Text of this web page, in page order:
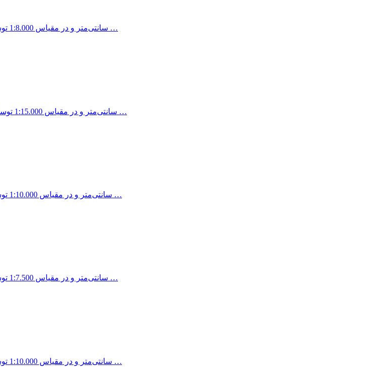
نقشه منطقه 8 شهرداری تهران در اندازه 100x70 سانتی‌متر و در مقیاس 1:8.000 توسط واحد کارتوگرافی و جغرافیایی انتشارات …
نقشه منطقه یک شهرداری تهران در اندازه 100x70 سانتی‌متر و در مقیاس 1:15.000 توسط واحد کارتوگرافی و جغرافیایی انتشارات …
نقشه منطقه 3 شهرداری تهران در اندازه 100x70 سانتی‌متر و در مقیاس 1:10.000 توسط واحد کارتوگرافی و جغرافیایی انتشارات …
نقشه منطقه 6 شهرداری تهران در اندازه 100x70 سانتی‌متر و در مقیاس 1:7.500 توسط واحد کارتوگرافی و جغرافیایی انتشارات …
نقشه منطقه 3 شهرداری تهران در اندازه 100x70 سانتی‌متر و در مقیاس 1:10.000 توسط واحد کارتوگرافی و جغرافیایی انتشارات …